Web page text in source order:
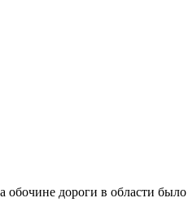
дороги в области